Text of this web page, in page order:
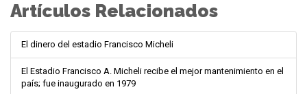
Artículos Relacionados
El dinero del estadio Francisco Micheli
El Estadio Francisco A. Micheli recibe el mejor mantenimiento en el
país; fue inaugurado en 1979